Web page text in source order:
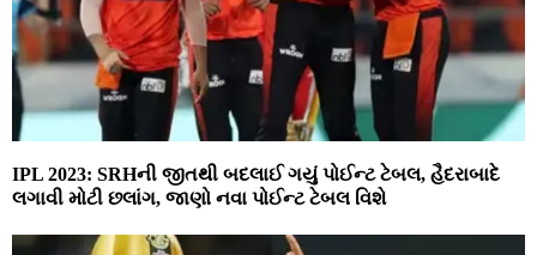
IPL 2023: SRHની જીતથી બદલાઈ ગયું પોઈન્ટ ટેબલ, હૈદરાબાદે
લગાવી મોટી છલાંગ, જાણો નવા પોઈન્ટ ટેબલ વિશે